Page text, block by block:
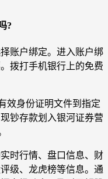
?
账户绑定。进入账户绑
拨打手机银行上的免费
效身份证明文件到指定
钞存款划入银河证券营
时行情、盘口信息、财
级、龙虎榜等信息。通